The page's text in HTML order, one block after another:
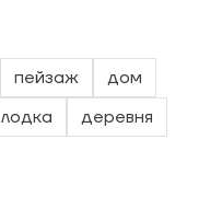
пейзаж
дом
лодка
деревня